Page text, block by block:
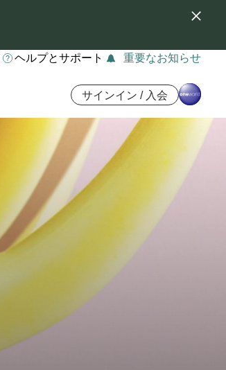
ヘルプとサポート 重要なお知らせ
サインイン / 入会